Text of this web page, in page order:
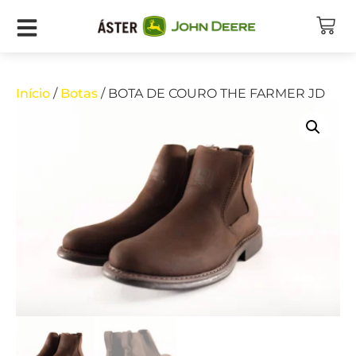
Início / Botas / BOTA DE COURO THE FARMER JD